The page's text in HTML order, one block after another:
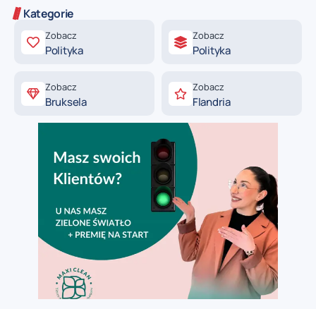
Kategorie
Zobacz
Polityka
Zobacz
Polityka
Zobacz
Bruksela
Zobacz
Flandria